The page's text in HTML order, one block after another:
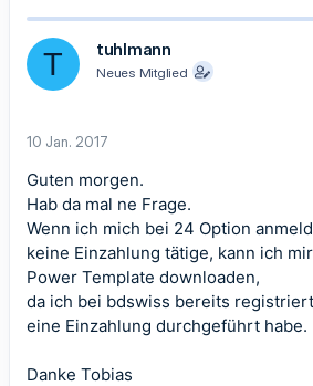
T tuhlmann
Neues Mitglied
10 Jan. 2017
Guten morgen.
Hab da mal ne Frage.
Wenn ich mich bei 24 Option
keine Einzahlung tätige, kann ich
Power Template downloaden,
da ich bei bdswiss bereits
eine Einzahlung durchgeführt habe.
Danke Tobias